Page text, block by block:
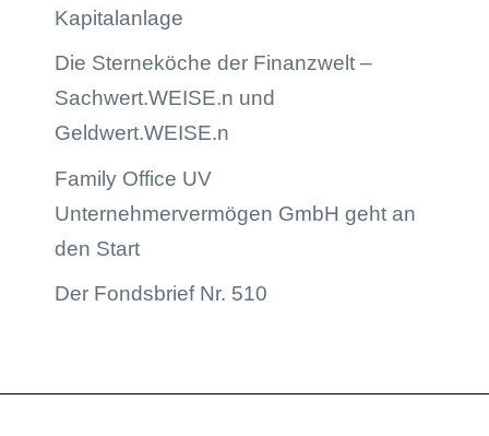
Kapitalanlage
Die Sterneköche der Finanzwelt –
Sachwert.WEISE.n und
Geldwert.WEISE.n
Family Office UV
Unternehmervermögen GmbH geht an
den Start
Der Fondsbrief Nr. 510